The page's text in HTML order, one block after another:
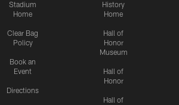
Stadium
Home
Clear Bag
Policy
Book an
Event
Directions
History
Home
Hall of
Honor
Museum
Hall of
Honor
Hall of